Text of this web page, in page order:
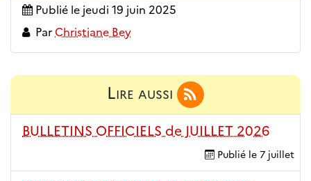
Publié le jeudi 19 juin 2025
Par Christiane Bey
Lire aussi
BULLETINS OFFICIELS de JUILLET 2026
Publié le 7 juillet